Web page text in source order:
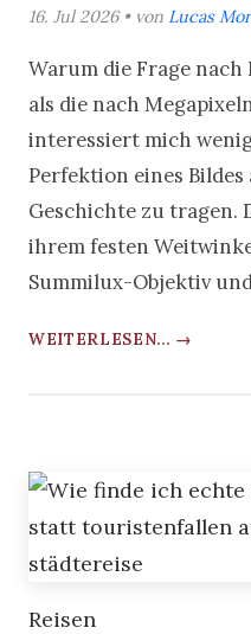
16. Jul 2026 • von Lucas
Warum die Frage
als die nach
interessiert mich
Perfektion eines
Geschichte zu tragen.
ihrem festen
Summilux-Objektiv
WEITERLESEN... →
Reisen